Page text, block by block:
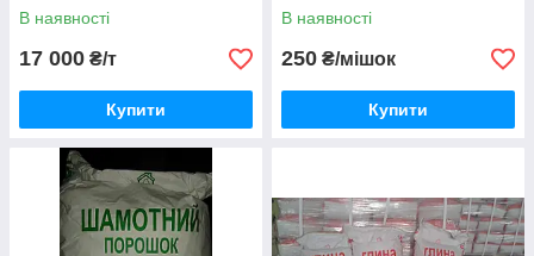
В наявності
17 000 ₴/т
Купити
В наявності
250 ₴/мішок
Купити